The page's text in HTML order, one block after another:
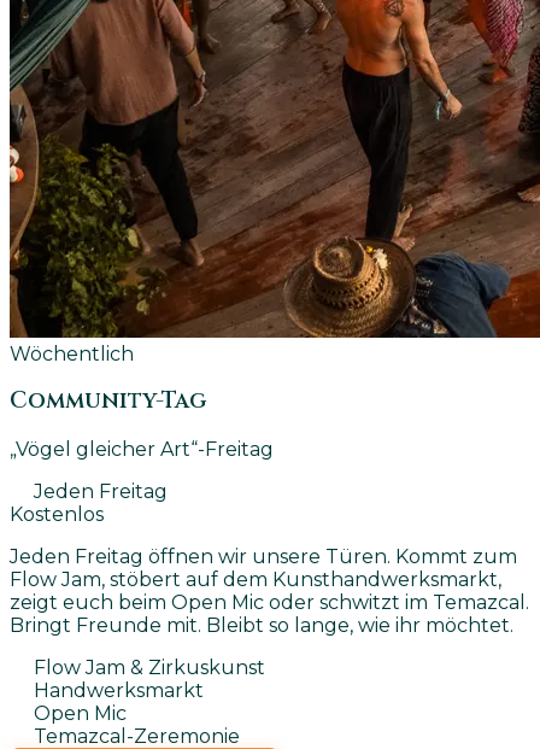
Wöchentlich
Community-Tag
„Vögel gleicher Art“-Freitag
Jeden Freitag
Kostenlos
Jeden Freitag öffnen wir unsere Türen. Kommt zum
Flow Jam, stöbert auf dem Kunsthandwerksmarkt,
zeigt euch beim Open Mic oder schwitzt im Temazcal.
Bringt Freunde mit. Bleibt so lange, wie ihr möchtet.
Flow Jam & Zirkuskunst
Handwerksmarkt
Open Mic
Temazcal-Zeremonie